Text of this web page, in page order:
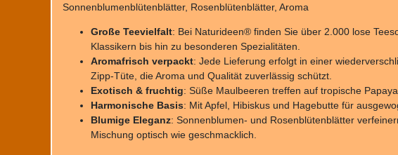
Sonnenblumenblütenblätter, Rosenblütenblätter, Aroma
Große Teevielfalt: Bei Naturideen® finden Sie über 2.000 lose
Klassikern bis hin zu besonderen Spezialitäten.
Aromafrisch verpackt: Jede Lieferung erfolgt in einer
Zipp-Tüte, die Aroma und Qualität zuverlässig schützt.
Exotisch & fruchtig: Süße Maulbeeren treffen auf tropische Papaya.
Harmonische Basis: Mit Apfel, Hibiskus und Hagebutte für
Blumige Eleganz: Sonnenblumen- und Rosenblütenblätter
Mischung optisch wie geschmacklich.